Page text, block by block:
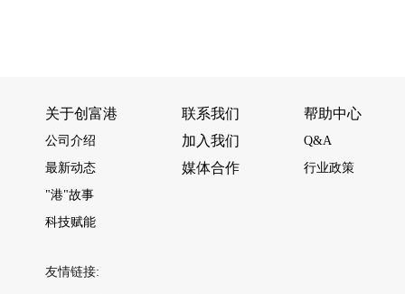
关于创富港
公司介绍
最新动态
"港"故事
科技赋能
联系我们
加入我们
媒体合作
帮助中心
Q&A
行业政策
友情链接: